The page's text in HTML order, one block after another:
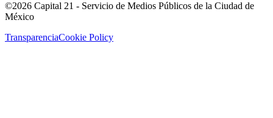
©2026 Capital 21 - Servicio de Medios Públicos de la Ciudad de
México
TransparenciaCookie Policy